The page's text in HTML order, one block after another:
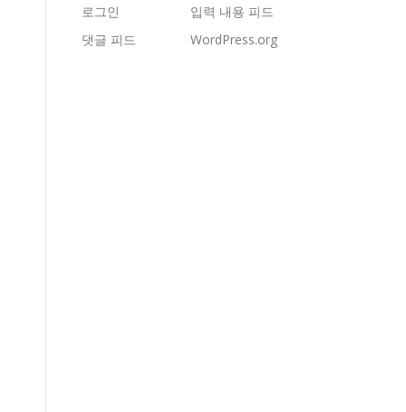
로그인
입력 내용 피드
댓글 피드
WordPress.org